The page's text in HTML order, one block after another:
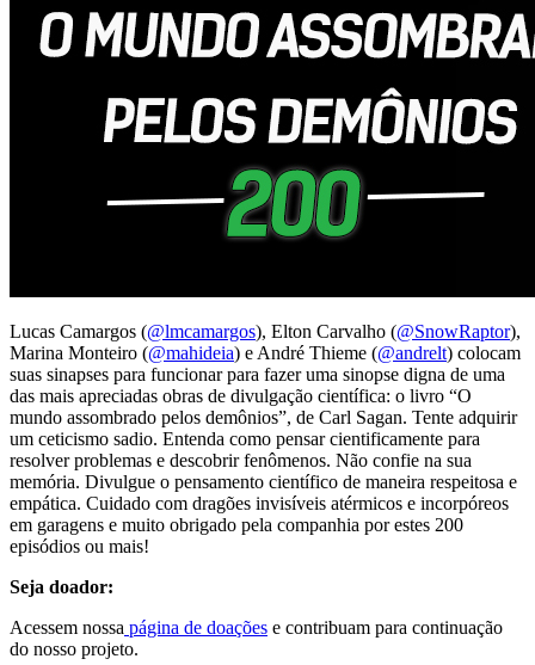
Lucas Camargos (@lmcamargos), Elton Carvalho (@SnowRaptor),
Marina Monteiro (@mahideia) e André Thieme (@andrelt) colocam
suas sinapses para funcionar para fazer uma sinopse digna de uma
das mais apreciadas obras de divulgação científica: o livro “O
mundo assombrado pelos demônios”, de Carl Sagan. Tente adquirir
um ceticismo sadio. Entenda como pensar cientificamente para
resolver problemas e descobrir fenômenos. Não confie na sua
memória. Divulgue o pensamento científico de maneira respeitosa e
empática. Cuidado com dragões invisíveis atérmicos e incorpóreos
em garagens e muito obrigado pela companhia por estes 200
episódios ou mais!
Seja doador:
Acessem nossa página de doações e contribuam para continuação
do nosso projeto.